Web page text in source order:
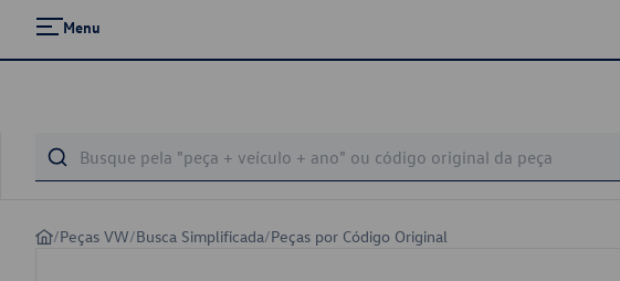
Menu
/Peças VW/Busca Simplificada/Peças por Código Original